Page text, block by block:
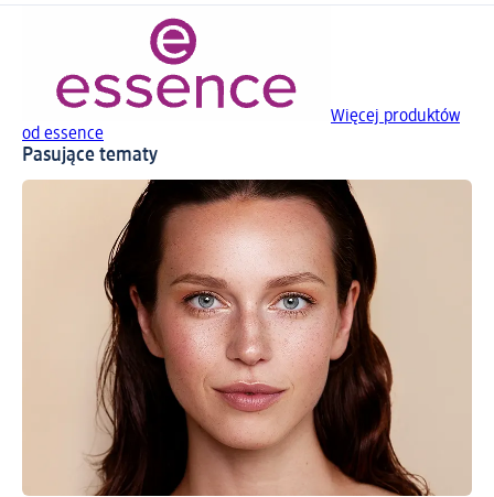
Więcej produktów
od essence
Pasujące tematy